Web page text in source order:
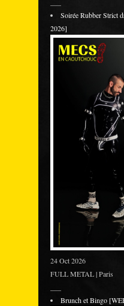
Soirée Rubber Strict
2026]
24 Oct 2026
FULL METAL | Paris
Brunch et Bingo